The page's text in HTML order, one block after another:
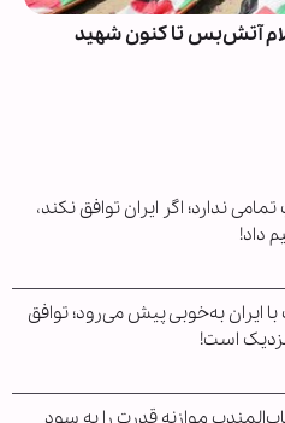
آتش‌بس تا کنون شهید
ندارد؛ اگر ایران توافق نکند،
داد!
ایران به‌خوبی پیش می‌رود؛ توافق
است!
موازنه قدرت را به سود